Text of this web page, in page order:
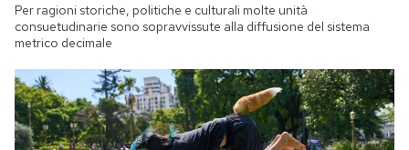
Per ragioni storiche, politiche e culturali molte unità
consuetudinarie sono sopravvissute alla diffusione del sistema
metrico decimale